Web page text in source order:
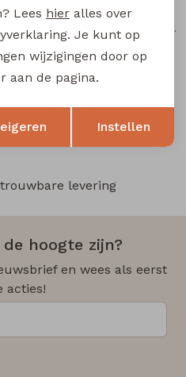
Persival
Olivia W20242 meisjes t-shirts lange mouw Zwart
14,99
levering
hoogte zijn?
en wees als eerst
acties!
Opslaan
Lees hier alles over
Je kunt op
wijzigingen door op
aan de pagina.
Instellen